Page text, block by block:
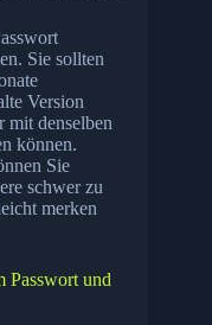
Sie sollten
Version
mit denselben
können.
Sie
schwer zu
merken
Passwort und